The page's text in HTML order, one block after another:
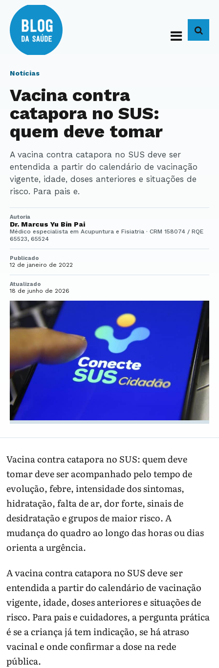
Notícias
Vacina contra
catapora no SUS:
quem deve tomar
A vacina contra catapora no SUS deve ser
entendida a partir do calendário de vacinação
vigente, idade, doses anteriores e situações de
risco. Para pais e.
Autoria
Dr. Marcus Yu Bin Pai
Médico especialista em Acupuntura e Fisiatria · CRM 158074 / RQE
65523, 65524
Publicado
12 de janeiro de 2022
Atualizado
18 de junho de 2026
Vacina contra catapora no SUS: quem deve
tomar deve ser acompanhado pelo tempo de
evolução, febre, intensidade dos sintomas,
hidratação, falta de ar, dor forte, sinais de
desidratação e grupos de maior risco. A
mudança do quadro ao longo das horas ou dias
orienta a urgência.
A vacina contra catapora no SUS deve ser
entendida a partir do calendário de vacinação
vigente, idade, doses anteriores e situações de
risco. Para pais e cuidadores, a pergunta prática
é se a criança já tem indicação, se há atraso
vacinal e onde confirmar a dose na rede
pública.